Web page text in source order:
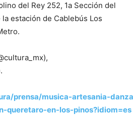
del Rey 252, 1a Sección del
estación de Cablebús Los
prensa/musica-artesania-
en-los-pinos?idiom=es